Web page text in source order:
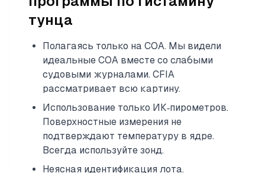
тунца
Полагаясь только на COA. Мы видели
идеальные COA вместе со слабыми
судовыми журналами. CFIA
рассматривает всю картину.
Использование только ИК‑пирометров.
Поверхностные измерения не
подтверждают температуру в ядре.
Всегда используйте зонд.
Неясная идентификация лота.